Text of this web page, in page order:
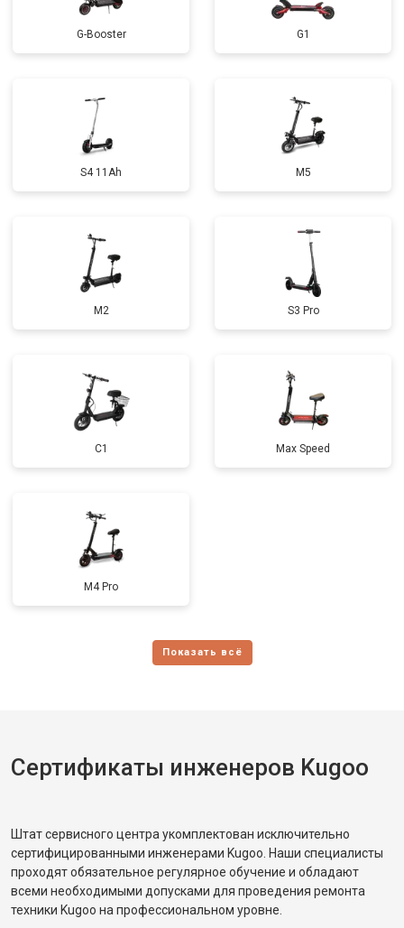
G-Booster G1
S4 11Ah M5
M2 S3 Pro
C1 Max Speed
M4 Pro
Сертификаты инженеров Kugoo
Штат сервисного центра укомплектован исключительно
сертифицированными инженерами Kugoo. Наши специалисты
проходят обязательное регулярное обучение и обладают
всеми необходимыми допусками для проведения ремонта
техники Kugoo на профессиональном уровне.